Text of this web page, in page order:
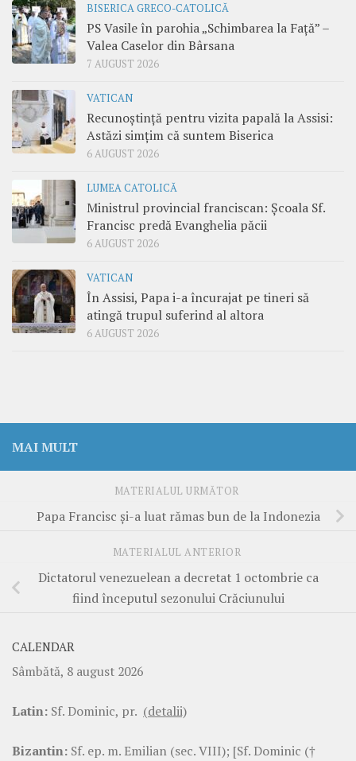
BISERICA GRECO-CATOLICĂ
PS Vasile în parohia „Schimbarea la Față” –
Valea Caselor din Bârsana
7 AUGUST 2026
VATICAN
Recunoștință pentru vizita papală la Assisi:
Astăzi simțim că suntem Biserica
6 AUGUST 2026
LUMEA CATOLICĂ
Ministrul provincial franciscan: Școala Sf.
Francisc predă Evanghelia păcii
6 AUGUST 2026
VATICAN
În Assisi, Papa i-a încurajat pe tineri să
atingă trupul suferind al altora
6 AUGUST 2026
MAI MULT
MATERIALUL URMĂTOR
Papa Francisc și-a luat rămas bun de la Indonezia
MATERIALUL ANTERIOR
Dictatorul venezuelean a decretat 1 octombrie ca
fiind începutul sezonului Crăciunului
CALENDAR
Sâmbătă, 8 august 2026
Latin: Sf. Dominic, pr. (detalii)
Bizantin: Sf. ep. m. Emilian (sec. VIII); [Sf. Dominic (†